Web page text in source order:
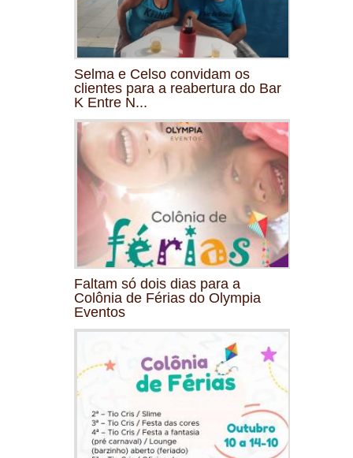
Selma e Celso convidam os
clientes para a reabertura do Bar
K Entre N...
Faltam só dois dias para a
Colônia de Férias do Olympia
Eventos